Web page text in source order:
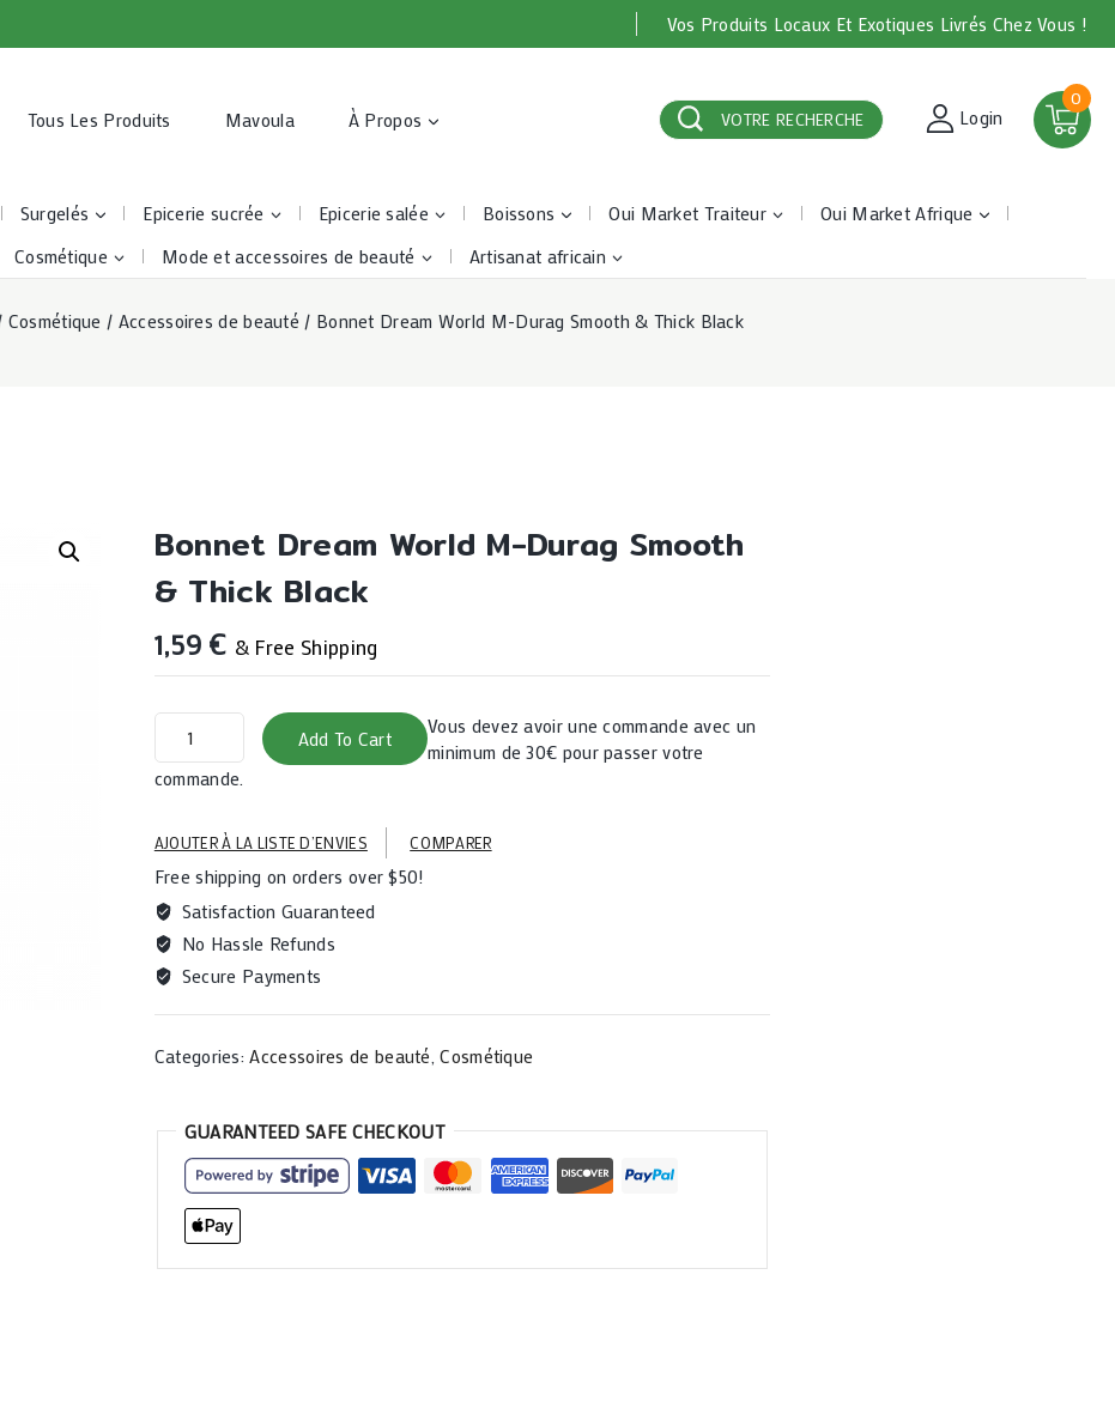
Vos Produits Locaux Et Exotiques Livrés Chez Vous !
Tous Les Produits Mavoula À Propos VOTRE RECHERCHE Login
0
Surgelés Epicerie sucrée Epicerie salée Boissons Oui Market Traiteur
Oui Market Afrique
Cosmétique
Mode et accessoires de beauté Artisanat africain
Cosmétique / Accessoires de beauté / Bonnet Dream World M-Durag Smooth & Thick Black
Bonnet Dream World M-Durag Smooth
& Thick Black
1,59 € & Free Shipping
Bonnet
Dream
World
Smooth
&
Thick
Black
quantity
Add To Cart
Vous devez avoir une commande avec un
minimum de 30€ pour passer votre
commande.
AJOUTER À LA LISTE D’ENVIES COMPARER
Free shipping on orders over $50!
Satisfaction Guaranteed
No Hassle Refunds
Secure Payments
Categories:Accessoires de beauté ,Cosmétique
GUARANTEED SAFE CHECKOUT